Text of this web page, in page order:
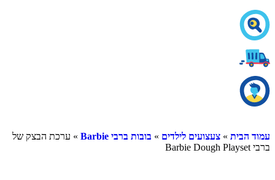
»צעצועים לילדים»בובות ברבי Barbie » ערכת הבצק של